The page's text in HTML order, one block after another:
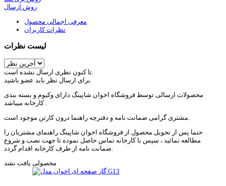
روش ارسال
معرفی اجمالی محصول
نظرات کاربران
لیست نظرات
محصولات ارسالی توسط فروشگاه اخوان شاپینگ دارای وکیوم و بسته بندی
کارخانه میباشد .
حتما پس از تحویل محصول از فروشگاه اخوان شاپینگ راهنمای مشتریان را
مطالعه نمائید ، سپس با کارخانه تماس حاصل نموده تا جهت نصب و شروع
محصولی یافت نشد